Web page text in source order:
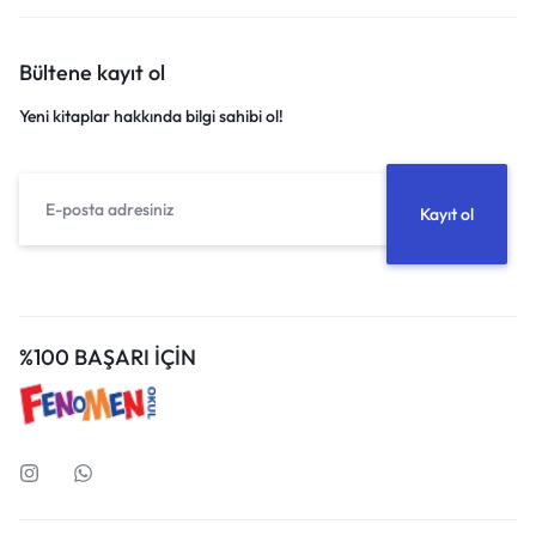
Bültene kayıt ol
Yeni kitaplar hakkında bilgi sahibi ol!
%100 BAŞARI İÇİN